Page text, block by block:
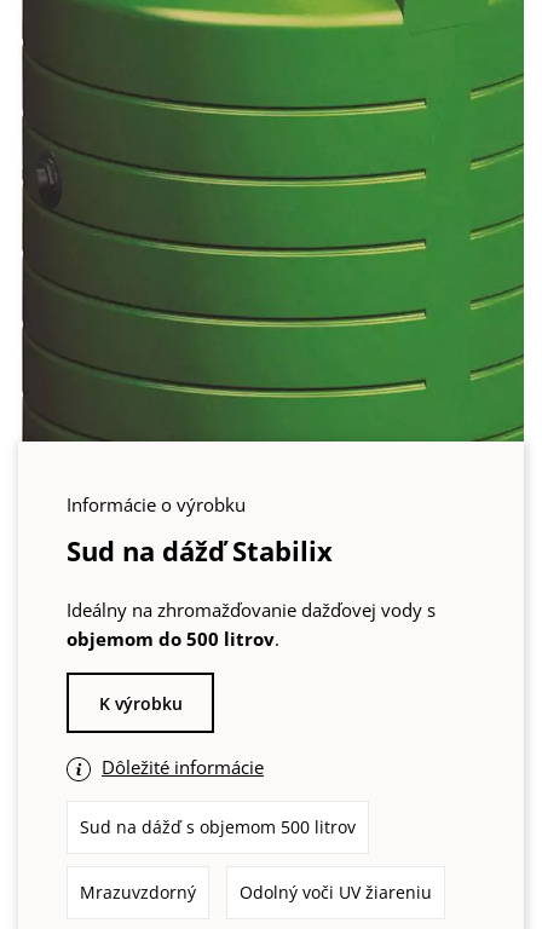
Informácie o výrobku
Sud na dážď Stabilix
Ideálny na zhromažďovanie dažďovej vody s
objemom do 500 litrov.
K výrobku
Dôležité informácie
Sud na dážď s objemom 500 litrov
Mrazuvzdorný Odolný voči UV žiareniu